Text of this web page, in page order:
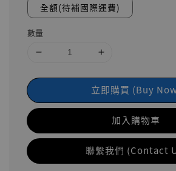
全額(待補國際運費)
數量
立即購買 (Buy
加入購物車
聯繫我們 (Contact